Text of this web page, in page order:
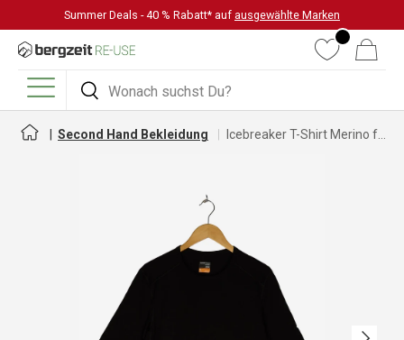
DIREKT ZUM INHALT
Summer Deals - 40 % Rabatt* auf ausgewählte Marken
Suchen
Suchen
WunschlisteWarenkorb
Menü
Second Hand Bekleidung
Nächste